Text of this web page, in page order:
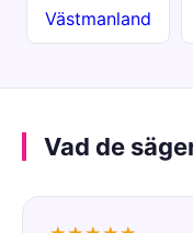
Västmanland
Vad de